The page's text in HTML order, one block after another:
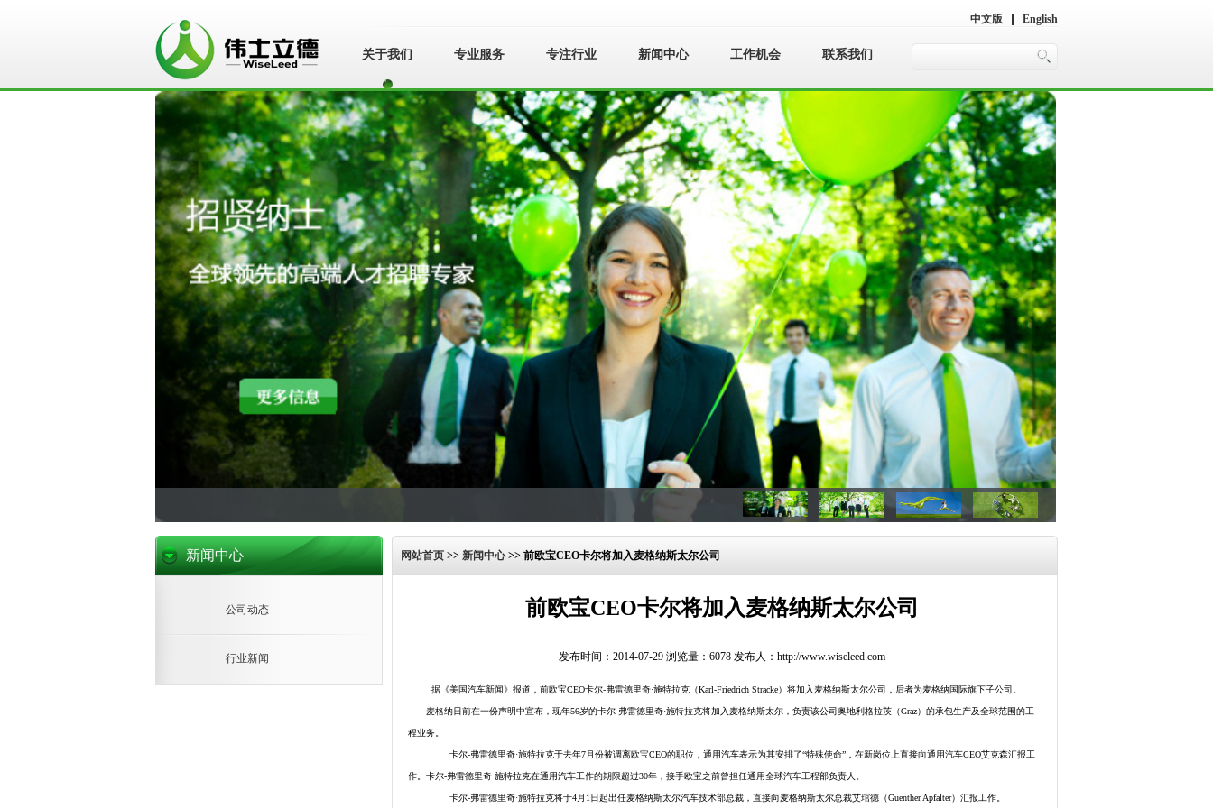
苏州伟士立德管
理咨询有限公
司">
苏州伟士立德管
理咨询有限公司
中文版 English
关于我们 专业服务 专注行业 新闻中心 工作机会 联系我们
新闻中心
公司动态
行业新闻
网站首页 >> 新闻中心>> 前欧宝CEO卡尔将加入麦格纳斯太尔公司
前欧宝CEO卡尔将加入麦格纳斯太尔公司
发布时间：2014-07-29 浏览量：6078 发布人：http://www.wiseleed.com
据《美国汽车新闻》报道，前欧宝CEO卡尔-弗雷德里奇·施特拉克（Karl-Friedrich Stracke）将加入麦格纳斯太尔公司，后者为麦格纳国际旗下子公司。
麦格纳日前在一份声明中宣布，现年56岁的卡尔-弗雷德里奇·施特拉克将加入麦格纳斯太尔，负责该公司奥地利格拉茨（Graz）的承包生产及全球范围的工
程业务。
卡尔-弗雷德里奇·施特拉克于去年7月份被调离欧宝CEO的职位，通用汽车表示为其安排了“特殊使命”，在新岗位上直接向通用汽车CEO艾克森汇报工
作。卡尔-弗雷德里奇·施特拉克在通用汽车工作的期限超过30年，接手欧宝之前曾担任通用全球汽车工程部负责人。
卡尔-弗雷德里奇·施特拉克将于4月1日起出任麦格纳斯太尔汽车技术部总裁，直接向麦格纳斯太尔总裁艾琯德（Guenther Apfalter）汇报工作。